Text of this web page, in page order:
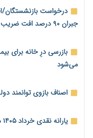
شبکه برق
حساب‌های شرکت ملی
بدهی یک میلیارد دلاری
درآمد کارگزاری‌ها
فضای مجازی را تکذیب کرد
بیکاری ۷ درصدی روی کاغذ؛ آیا در واقعیت هم این چنین است؟
درخواست
جبران ۹۰ درصد افت ضریب زمان برقراری
بازرسی درِ خانه برای
می‌شود
اصناف بازوی توانمند
یارانه نقدی خرداد ۱۴۰۵ دهک‌های چهارم تا نهم واریز شد